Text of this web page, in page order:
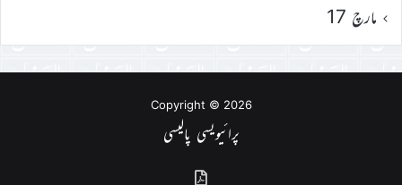
مارچ 17
Copyright © 2026
پرائیویسی پالیسی
گذشتہ